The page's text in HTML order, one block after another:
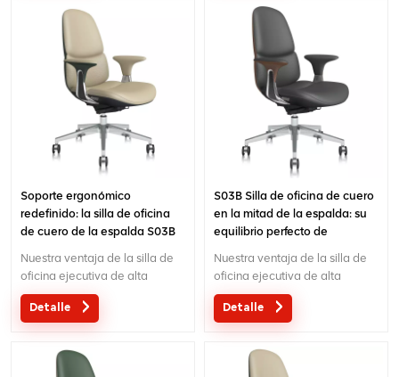
Garantía de 5 años;
cables de diseño de patentes;
Garantía de 5 años;
Soporte ergonómico
redefinido: la silla de oficina
de cuero de la espalda S03B
Nuestra ventaja de la silla de
oficina ejecutiva de alta
gama:Diseño original con
patente en China; Ergonómico
cables de diseño de patentes;
Garantía de 5 años;
Detalle
S03B Silla de oficina de cuero
en la mitad de la espalda: su
equilibrio perfecto de
Nuestra ventaja de la silla de
oficina ejecutiva de alta
gama:Diseño original con
patente en China; Ergonómico
cables de diseño de patentes;
Garantía de 5 años;
Detalle